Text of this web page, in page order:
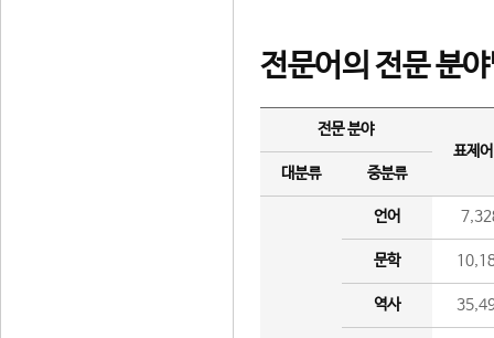
전문어의 전문 분
전문 분야
표제
대분류
중분류
언어
문학
역사